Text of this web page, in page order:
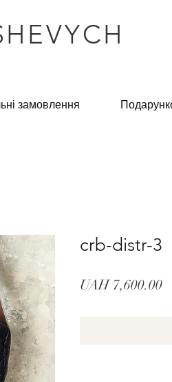
замовлення
crb-distr-3
UAH 7,600.00